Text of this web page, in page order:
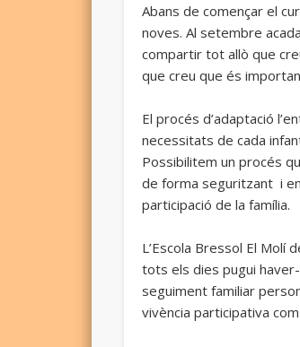
Abans de començar el
noves. Al setembre
compartir tot allò que
que creu que és
El procés d’adaptació
necessitats de cada
Possibilitem un procés
de forma seguritzant i
participació de la família.
L’Escola Bressol El Molí
tots els dies pugui
seguiment familiar
vivència participativa